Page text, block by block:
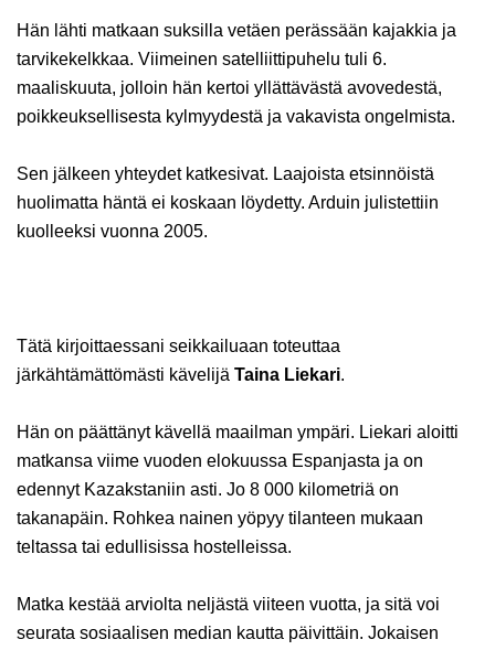
Hän lähti matkaan suksilla vetäen perässään kajakkia ja
tarvikekelkkaa. Viimeinen satelliittipuhelu tuli 6.
maaliskuuta, jolloin hän kertoi yllättävästä avovedestä,
poikkeuksellisesta kylmyydestä ja vakavista ongelmista.
Sen jälkeen yhteydet katkesivat. Laajoista etsinnöistä
huolimatta häntä ei koskaan löydetty. Arduin julistettiin
kuolleeksi vuonna 2005.
Tätä kirjoittaessani seikkailuaan toteuttaa
järkähtämättömästi kävelijä Taina Liekari.
Hän on päättänyt kävellä maailman ympäri. Liekari aloitti
matkansa viime vuoden elokuussa Espanjasta ja on
edennyt Kazakstaniin asti. Jo 8 000 kilometriä on
takanapäin. Rohkea nainen yöpyy tilanteen mukaan
teltassa tai edullisissa hostelleissa.
Matka kestää arviolta neljästä viiteen vuotta, ja sitä voi
seurata sosiaalisen median kautta päivittäin. Jokaisen